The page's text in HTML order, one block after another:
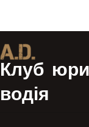
Клуб
водія